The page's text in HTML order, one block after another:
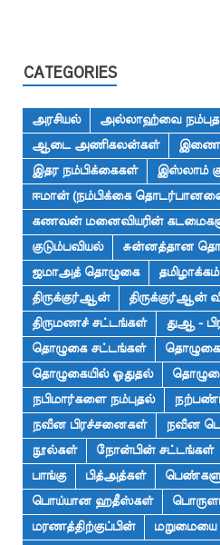
CATEGORIES
அரசியல்
அல்லாஹ்வை
ஆடை அணிகலன்கள்
இணை
இதர நம்பிக்கைகள்
இஸ்லாம்
ஈமான் (நம்பிக்கை
கணவன் மனைவியரின்
குடும்பவியல்
சுன்னத்தான
ஜமாஅத் தொழுகை
தமிழாக்கம்
திருக்குர்ஆன்
திருக்குர்ஆன்
திருமணச் சட்டங்கள்
துஆ -
தொழுகை சட்டங்கள்
தொழுகையில் ஓதுதல்
நபிமார்களை நம்புதல்
நவீன பிரச்சனைகள்
நவீன
நூல்கள்
நோன்பின் சட்டங்கள்
பாங்கு
பித்அத்கள்
பொய்யான ஹதீஸ்கள்
மரணத்திற்குப்பின்
மறுமையை